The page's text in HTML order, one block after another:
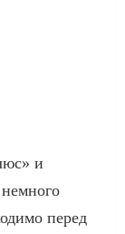
и
перед